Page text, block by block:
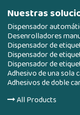
Nuestras
Dispensador
Desenrolladores
Dispensador de
Dispensador de
Dispensador de
Adhesivo de una sola
Adhesivos de doble
All Products